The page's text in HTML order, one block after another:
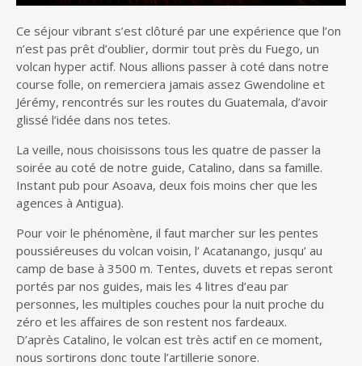
Ce séjour vibrant s’est clôturé par une expérience que l’on
n’est pas prêt d’oublier, dormir tout près du Fuego, un
volcan hyper actif. Nous allions passer à coté dans notre
course folle, on remerciera jamais assez Gwendoline et
Jérémy, rencontrés sur les routes du Guatemala, d’avoir
glissé l’idée dans nos tetes.
La veille, nous choisissons tous les quatre de passer la
soirée au coté de notre guide, Catalino, dans sa famille.
Instant pub pour Asoava, deux fois moins cher que les
agences à Antigua).
Pour voir le phénomène, il faut marcher sur les pentes
poussiéreuses du volcan voisin, l’ Acatanango, jusqu’ au
camp de base à 3500 m. Tentes, duvets et repas seront
portés par nos guides, mais les 4 litres d’eau par
personnes, les multiples couches pour la nuit proche du
zéro et les affaires de son restent nos fardeaux.
D’après Catalino, le volcan est très actif en ce moment,
nous sortirons donc toute l’artillerie sonore.